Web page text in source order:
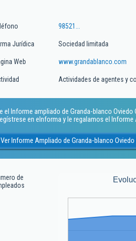
98521...
Jurídica Sociedad limitada
Web www.grandablanco.com
Actividades de agentes y
el Informe ampliado de Granda-blanco Oviedo
en eInforma y le regalamos el
Ver Informe Ampliado de Granda-blanco
de